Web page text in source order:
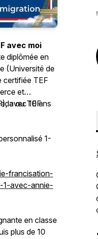
avec moi
diplômée en
(Université de
certifiée TEF
et
avec 10 ans
ou TEF
1-
francisation-
1-avec-annie-
en classe
plus de 10